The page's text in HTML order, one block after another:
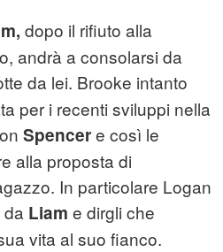
dopo il rifiuto alla
andrà a consolarsi da
da lei. Brooke intanto
per i recenti sviluppi nella
Spencere così le
alla proposta di
In particolare Logan
Liam e dirgli che
vita al suo fianco.